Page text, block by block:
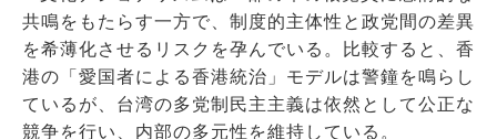
共鳴をもたらす一方で、制度的主体性と政党間の差異
を希薄化させるリスクを孕んでいる。比較すると、香
港の「愛国者による香港統治」モデルは警鐘を鳴らし
ているが、台湾の多党制民主主義は依然として公正な
競争を行い、内部の多元性を維持している。